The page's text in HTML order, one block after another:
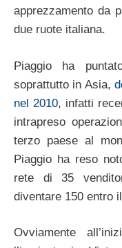
apprezzamento da
due ruote italiana.
Piaggio ha
soprattutto in Asia,
nel 2010, infatti
intrapreso
terzo paese al
Piaggio ha reso
rete di 35
diventare 150 entro
Ovviamente